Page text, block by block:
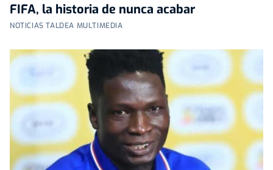
FIFA, la historia de nunca acabar
NOTICIAS TALDEA MULTIMEDIA